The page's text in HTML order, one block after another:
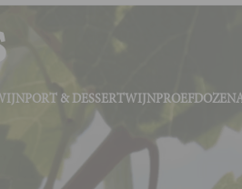
PORT & DESSERTWIJNPROEFDOZEN